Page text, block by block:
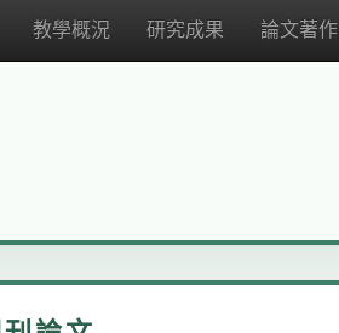
教學概況 研究成果 論文著作